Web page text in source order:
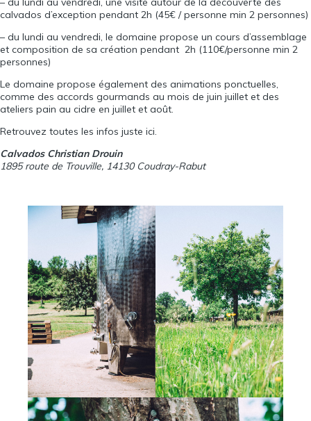
calvados d’exception pendant 2h (45€ / personne min 2 personnes)
– du lundi au vendredi, le domaine propose un cours d’assemblage
et composition de sa création pendant 2h (110€/personne min 2
personnes)
Le domaine propose également des animations ponctuelles,
comme des accords gourmands au mois de juin juillet et des
ateliers pain au cidre en juillet et août.
Retrouvez toutes les infos juste ici.
Calvados Christian Drouin
1895 route de Trouville, 14130 Coudray-Rabut